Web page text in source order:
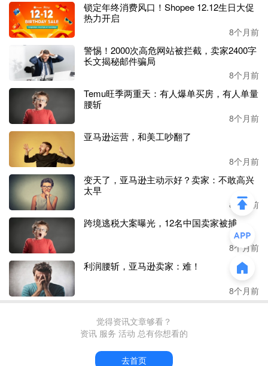
在Frank看来，安克的优势不仅在于规模效应，更在于对日
本市场的深度适配。日本消费者对品质和品牌认可度极高，
安克通过本地法人实体运作、海量专利背书，即便产品价格
高出同类30%，依然能稳居销量榜首，这正是品牌溢价的核
心威力。
深受安克本地化策略启发，Frank的公司在2023年注册了日
本本地公司。“一年仅地址费、代理记账费就超10万元，但
回报十分显著。”他分享道，本土法人身份让公司成功获得
亚马逊“赢在日亚”计划的流量扶持，消费者看到“日本法人”
标识后，转化率直接提升了15%-20%。他强调，日本市场早
已告别低价铺货时代，合规化与长期主义才是生存关键：
“我们不仅通过了日本强制性的PSE认证，还聘请本地团队
优化Listing，甚至根据《2025亚马逊全球开店消费品类攻略
手册》调整产品设计，多语言说明书、简约外观这些细节，
都能有效提升用户信任度。”
谈及中小卖家的生存之道，
“我们
避开安克强势的通用充电设备，聚焦智能穿戴配件及车载智
能设备，去年销量增长了80%。” 同时，公司借助亚马逊商
机探测器的AI分析功能，快速捕捉市场痛点，大幅缩短选品
周期。他还透露，正积极拓展TikTok Shop直播渠道，通过
消费者会购买网红推荐产品，这能有效弥补我们在品牌知名
锁定年终消费风口！Shopee 12.12生日大促
热力开启
8个月前
警惕！2000次高危网站被拦截，卖家2400字
长文揭秘邮件骗局
8个月前
Temu旺季两重天：有人爆单买房，有人单量
腰斩
8个月前
亚马逊运营，和美工吵翻了
8个月前
变天了，亚马逊主动示好？卖家：不敢高兴
太早
8个月前
跨境逃税大案曝光，12名中国卖家被捕
8个月前
利润腰斩，亚马逊卖家：难！
8个月前
觉得资讯文章够看？
资讯 服务 活动 总有你想看的
去首页